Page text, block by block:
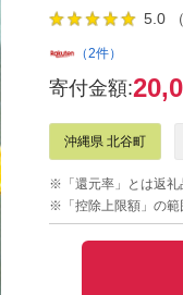
5.0
（2件）
寄付金額:
沖縄県 北谷町
※「還元率」とは返礼
※「控除上限額」の範